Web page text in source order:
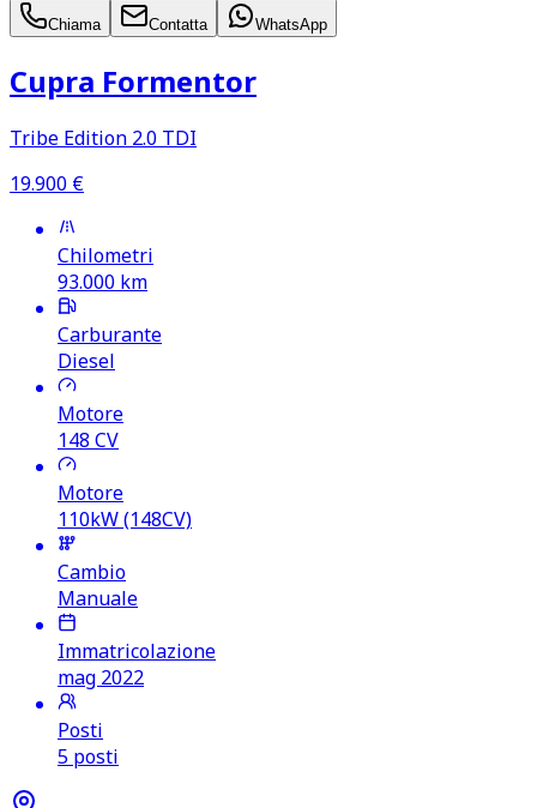
Chiama Contatta WhatsApp
Cupra Formentor
Tribe Edition 2.0 TDI
19.900 €
Chilometri
93.000 km
Carburante
Diesel
Motore
148 CV
Motore
110kW (148CV)
Cambio
Manuale
Immatricolazione
mag 2022
Posti
5 posti